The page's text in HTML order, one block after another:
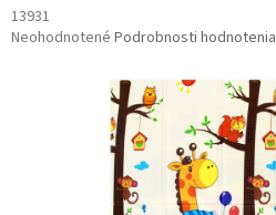
13931
Priemerné
Neohodnotené Podrobnosti hodnotenia